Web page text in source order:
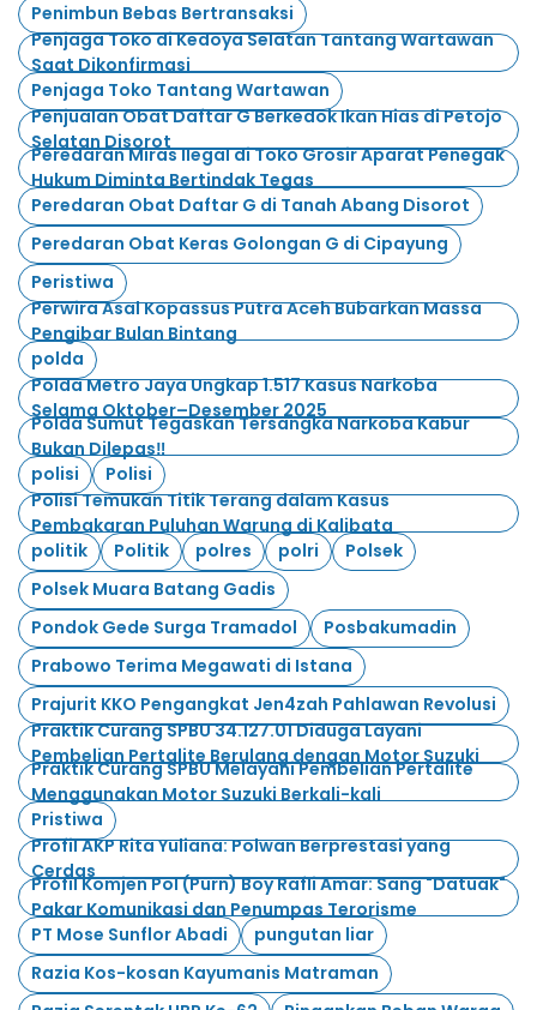
Penimbun Bebas Bertransaksi
Penjaga Toko di Kedoya Selatan Tantang Wartawan
Saat Dikonfirmasi
Penjaga Toko Tantang Wartawan
Penjualan Obat Daftar G Berkedok Ikan Hias di Petojo
Selatan Disorot
Peredaran Miras Ilegal di Toko Grosir Aparat Penegak
Hukum Diminta Bertindak Tegas
Peredaran Obat Daftar G di Tanah Abang Disorot
Peredaran Obat Keras Golongan G di Cipayung
Peristiwa
Perwira Asal Kopassus Putra Aceh Bubarkan Massa
Pengibar Bulan Bintang
polda
Polda Metro Jaya Ungkap 1.517 Kasus Narkoba
Selama Oktober–Desember 2025
Polda Sumut Tegaskan Tersangka Narkoba Kabur
Bukan Dilepas‼️
polisi
Polisi
Polisi Temukan Titik Terang dalam Kasus
Pembakaran Puluhan Warung di Kalibata
politik
Politik polres polri
Polsek
Polsek Muara Batang Gadis
Pondok Gede Surga Tramadol
Posbakumadin
Prabowo Terima Megawati di Istana
Prajurit KKO Pengangkat Jen4zah Pahlawan Revolusi
Praktik Curang SPBU 34.127.01 Diduga Layani
Pembelian Pertalite Berulang dengan Motor Suzuki
Praktik Curang SPBU Melayani Pembelian Pertalite
Menggunakan Motor Suzuki Berkali-kali
Pristiwa
Profil AKP Rita Yuliana: Polwan Berprestasi yang
Cerdas
Profil Komjen Pol (Purn) Boy Rafli Amar: Sang "Datuak"
Pakar Komunikasi dan Penumpas Terorisme
PT Mose Sunflor Abadi
pungutan liar
Razia Kos-kosan Kayumanis Matraman